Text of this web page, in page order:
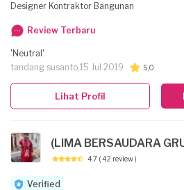
Designer Kontraktor Bangunan
Review Terbaru
'Neutral'
tandang susanto,15 Jul 2019 5,0
Lihat Profil
(LIMA BERSAUDARA
4.7 ( 42 review )
Verified